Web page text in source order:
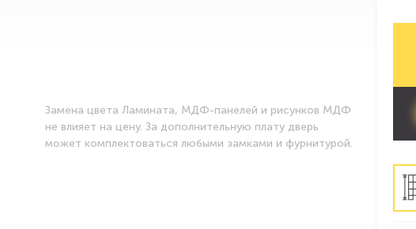
Замена цвета Ламината, МДФ-панелей и рисунков МДФ
не влияет на цену. За дополнительную плату дверь
может комплектоваться любыми замками и фурнитурой.